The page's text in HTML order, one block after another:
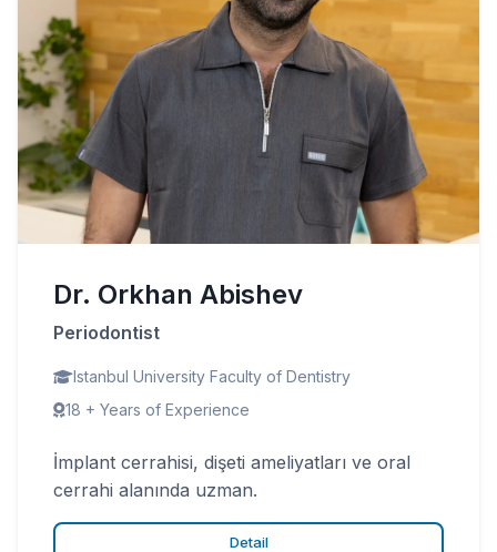
Dr. Orkhan Abishev
Periodontist
Istanbul University Faculty of Dentistry
18 + Years of Experience
İmplant cerrahisi, dişeti ameliyatları ve oral
cerrahi alanında uzman.
Detail